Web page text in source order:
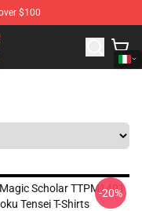
$100
Mushoku Tensei
Scholar TTPM1401
Tensei T-Shirts
-20%